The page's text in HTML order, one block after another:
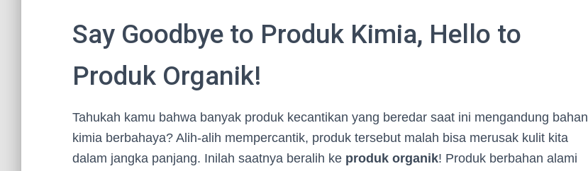
Say Goodbye to Produk Kimia, Hello to
Produk Organik!
Tahukah kamu bahwa banyak produk kecantikan yang beredar saat ini mengandung bahan
kimia berbahaya? Alih-alih mempercantik, produk tersebut malah bisa merusak kulit kita
dalam jangka panjang. Inilah saatnya beralih ke produk organik! Produk berbahan alami